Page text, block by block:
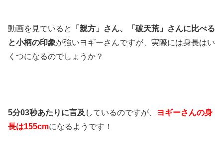
動画を見ていると
「親方」さん、「破天荒」さんに比べる
と小柄の印象が強いヨギーさんですが、実際には身長はい
くつになるのでしょうか？
5分03秒あたりに言及 しているのですが、
ヨギーさんの身
長は155cmになるようです！